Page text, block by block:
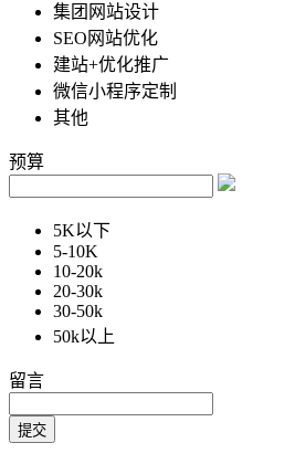
集团网站设计
SEO网站优化
建站+优化推广
微信小程序定制
其他
预算
5K以下
5-10K
10-20k
20-30k
30-50k
50k以上
留言